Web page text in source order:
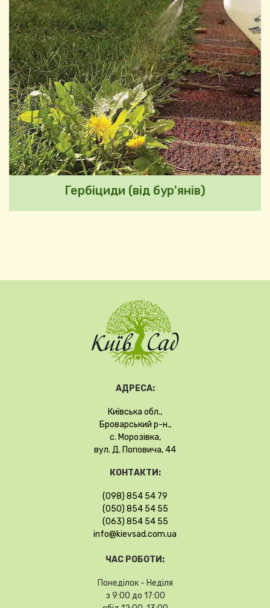
Гербіциди (від бур'янів)
АДРЕСА:
Київська обл.,
Броварський р-н.,
с. Морозівка,
вул. Д. Поповича, 44
КОНТАКТИ:
(098) 854 54 79
(050) 854 54 55
(063) 854 54 55
info@kievsad.com.ua
ЧАС РОБОТИ:
Понеділок - Неділя
з 9:00 до 17:00